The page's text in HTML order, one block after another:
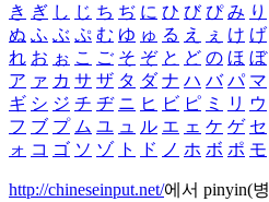
き ぎ し じ ち ぢ に ひ び ぴ み り
ぬ ふ ぶ ぷ む ゆ ゅ る え ぇ け げ
れ お ぉ こ ご そ ぞ と ど の ほ ぼ
ア ァ カ サ ザ タ ダ ナ ハ バ パ マ
ギ シ ジ チ ヂ ニ ヒ ビ ピ ミ リ ウ
フ ブ プ ム ユ ュ ル エ ェ ケ ゲ セ
ォ コ ゴ ソ ゾ ト ド ノ ホ ボ ポ モ
http://chineseinput.net/에서 pinyin(